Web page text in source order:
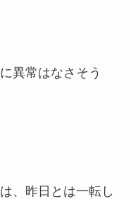
異常はなさそう
、昨日とは一転し